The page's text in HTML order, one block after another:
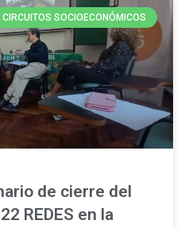
CIRCUITOS SOCIOECONÓMICOS
de cierre del
REDES en la